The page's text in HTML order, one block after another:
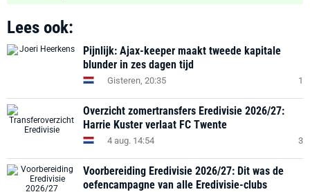
Lees ook:
Pijnlijk: Ajax-keeper maakt tweede kapitale
blunder in zes dagen tijd
Gisteren, 20:35 1
Overzicht zomertransfers Eredivisie 2026/27:
Harrie Kuster verlaat FC Twente
4 aug. 14:54 3
Voorbereiding Eredivisie 2026/27: Dit was de
oefencampagne van alle Eredivisie-clubs